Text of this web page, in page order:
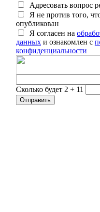
Адресовать вопрос
Я не против того,
опубликован
Я согласен на
данных и ознакомлен с
конфиденциальности
Сколько будет 2 + 11